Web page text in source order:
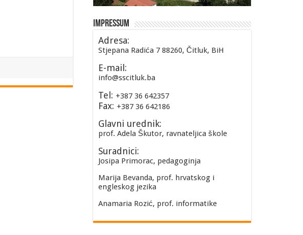
Impressum
Adresa:
Stjepana Radića 7 88260, Čitluk, BiH
E-mail:
info@sscitluk.ba
Tel: +387 36 642357
Fax: +387 36 642186
Glavni urednik:
prof. Adela Škutor, ravnateljica škole
Suradnici:
Josipa Primorac, pedagoginja
Marija Bevanda, prof. hrvatskog i
engleskog jezika
Anamaria Rozić, prof. informatike